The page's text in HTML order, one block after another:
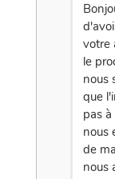
votre
le
nous
que
pas
nous
de
nous